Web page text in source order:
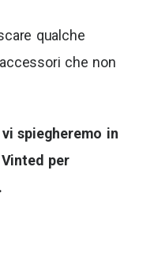
qualche
che non
spiegheremo in
per